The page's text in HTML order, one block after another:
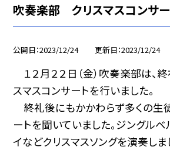
吹奏楽部 クリスマスコンサ
公開日 2023/12/24 更新日 2023/12/24
１２月２２日（金）吹奏楽部は、
スマスコンサートを行いました。
終礼後にもかかわらず多くの生
ートを聞いていました。ジングル
イなどクリスマスソングを演奏しま